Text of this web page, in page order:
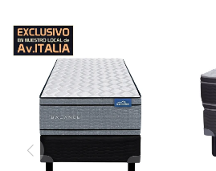
Una combinación de
espumas firmes y
sostenibles, altura de
colchón 29 cm y 64 cm la
suma del colchón y el
sommier.
Doble confort gracias a las
capas de espuma
Extrafirm contenidas por un
Europillow.